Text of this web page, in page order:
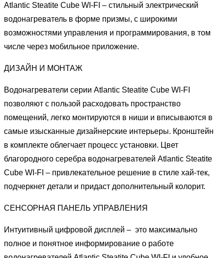
Atlantic Steatite Cube WI-FI – стильный электрический
водонагреватель в форме призмы, с широкими
возможностями управления и программирования, в том
числе через мобильное приложение.
ДИЗАЙН И МОНТАЖ
Водонагреватели серии Atlantic Steatite Cube WI-FI
позволяют с пользой расходовать пространство
помещений, легко монтируются в ниши и вписываются в
самые изысканные дизайнерские интерьеры. Кронштейн
в комплекте облегчает процесс установки. Цвет
благородного серебра водонагревателей Atlantic Steatite
Cube WI-FI – привлекательное решение в стиле хай-тек,
подчеркнет детали и придаст дополнительный колорит.
СЕНСОРНАЯ ПАНЕЛЬ УПРАВЛЕНИЯ
Интуитивный цифровой дисплей – это максимально
полное и понятное информирование о работе